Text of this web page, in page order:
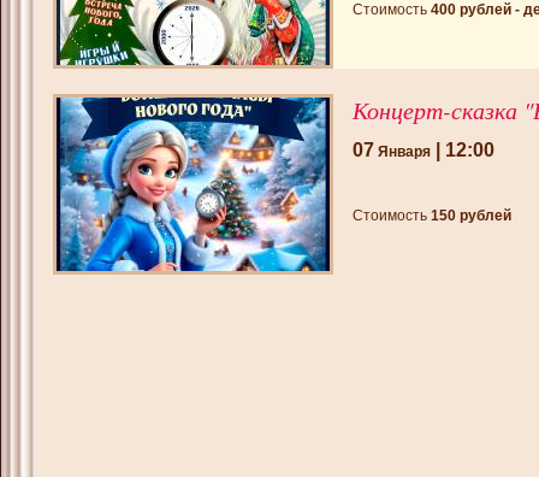
Стоимость 400 рублей -
Концерт-сказка
07 Января | 12:00
Стоимость 150 рублей